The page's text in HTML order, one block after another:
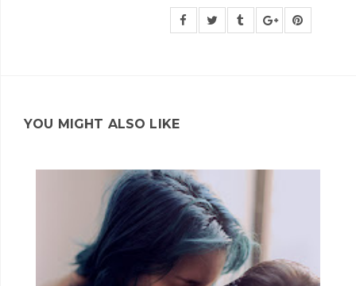
YOU MIGHT ALSO LIKE